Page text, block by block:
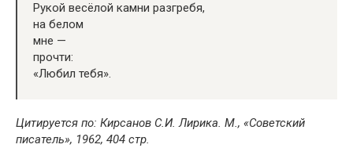
Рукой весёлой камни разгребя,
на белом
мне —
прочти:
«Любил тебя».
Цитируется по: Кирсанов С.И. Лирика. М., «Советский
писатель», 1962, 404 стр.